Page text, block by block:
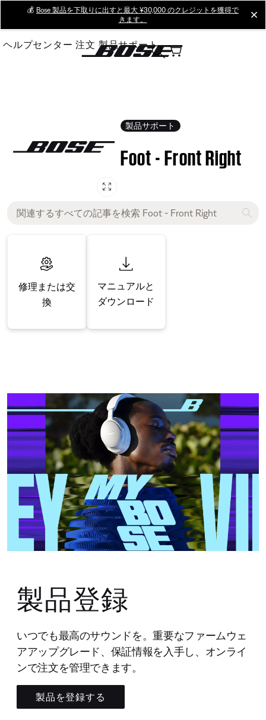
Main
💰 Bose 製品を下取りに出すと最大 ¥30,000 のクレジットを獲得で
きます。
ヘルプセンター 注文 製品サポート
製品サポート
Foot - Front Right
修理または交
換
マニュアルと
ダウンロード
製品登録
いつでも最高のサウンドを。重要なファームウェ
アアップグレード、保証情報を入手し、オンライ
ンで注文を管理できます。
製品を登録する